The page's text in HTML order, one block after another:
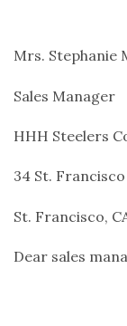
Mrs. Stephanie
Sales Manager
HHH Steelers
34 St. Francisco
St. Francisco,
Dear sales